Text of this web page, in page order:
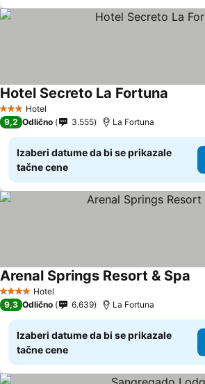
3 Zvezdice
Hotel
Hotel Secreto La Fortuna
9,2 Odlično 3.555 La Fortuna
Izaberi datume da bi se prikazale
tačne cene
4 ZvezdiceHotel
Arenal Springs Resort & Spa
9,3 Odlično 6.639 La Fortuna
Izaberi datume da bi se prikazale
tačne cene